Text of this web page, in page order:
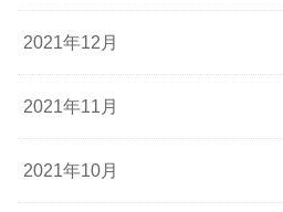
2021年12月
2021年11月
2021年10月